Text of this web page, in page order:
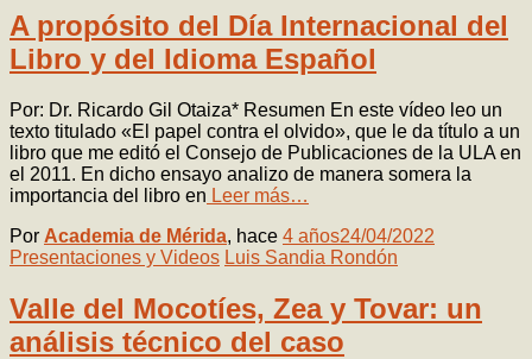
A propósito del Día Internacional del
Libro y del Idioma Español
Por: Dr. Ricardo Gil Otaiza* Resumen En este vídeo leo un
texto titulado «El papel contra el olvido», que le da título a un
libro que me editó el Consejo de Publicaciones de la ULA en
el 2011. En dicho ensayo analizo de manera somera la
importancia del libro en Leer más…
Por Academia de Mérida, hace 4 años24/04/2022
Presentaciones y Videos Luis Sandia Rondón
Valle del Mocotíes, Zea y Tovar: un
análisis técnico del caso